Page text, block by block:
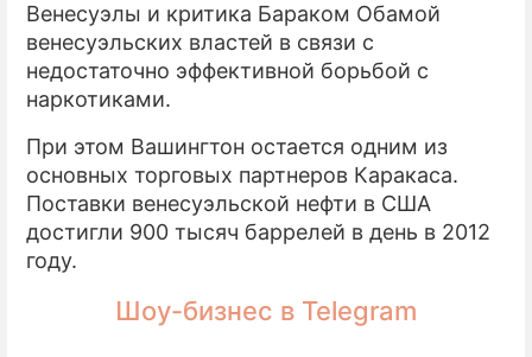
Венесуэлы и критика Бараком Обамой
венесуэльских властей в связи с
недостаточно эффективной борьбой с
наркотиками.
При этом Вашингтон остается одним из
основных торговых партнеров Каракаса.
Поставки венесуэльской нефти в США
достигли 900 тысяч баррелей в день в 2012
году.
Шоу-бизнес в Telegram